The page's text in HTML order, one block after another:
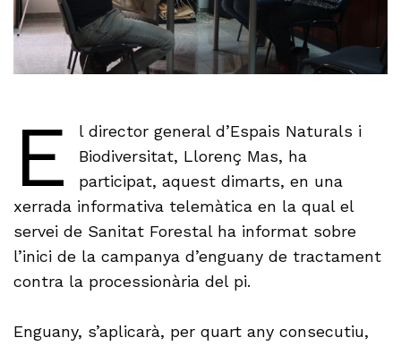
E
l director general d’Espais Naturals i
Biodiversitat, Llorenç Mas, ha
participat, aquest dimarts, en una
xerrada informativa telemàtica en la qual el
servei de Sanitat Forestal ha informat sobre
l’inici de la campanya d’enguany de tractament
contra la processionària del pi.
Enguany, s’aplicarà, per quart any consecutiu,